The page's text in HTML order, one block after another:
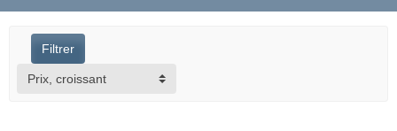
Filtrer
Prix, croissant